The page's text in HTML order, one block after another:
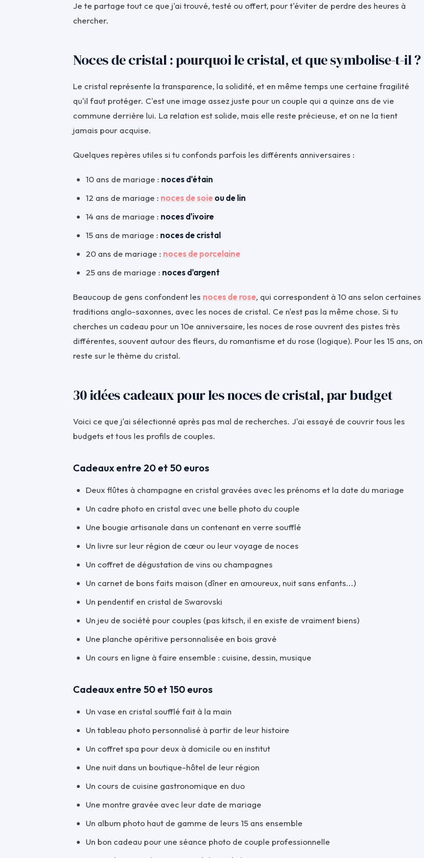
Je te partage tout ce que j'ai trouvé, testé ou offert, pour t'éviter de perdre des heures à
chercher.
Noces de cristal : pourquoi le cristal, et que symbolise-t-il ?
Le cristal représente la transparence, la solidité, et en même temps une certaine fragilité
qu'il faut protéger. C'est une image assez juste pour un couple qui a quinze ans de vie
commune derrière lui. La relation est solide, mais elle reste précieuse, et on ne la tient
jamais pour acquise.
Quelques repères utiles si tu confonds parfois les différents anniversaires :
10 ans de mariage : noces d'étain
12 ans de mariage : noces de soieou de lin
14 ans de mariage : noces d'ivoire
15 ans de mariage : noces de cristal
20 ans de mariage : noces de porcelaine
25 ans de mariage : noces d'argent
Beaucoup de gens confondent les noces de rose, qui correspondent à 10 ans selon certaines
traditions anglo-saxonnes, avec les noces de cristal. Ce n'est pas la même chose. Si tu
cherches un cadeau pour un 10e anniversaire, les noces de rose ouvrent des pistes très
différentes, souvent autour des fleurs, du romantisme et du rose (logique). Pour les 15 ans, on
reste sur le thème du cristal.
30 idées cadeaux pour les noces de cristal, par budget
Voici ce que j'ai sélectionné après pas mal de recherches. J'ai essayé de couvrir tous les
budgets et tous les profils de couples.
Cadeaux entre 20 et 50 euros
Deux flûtes à champagne en cristal gravées avec les prénoms et la date du mariage
Un cadre photo en cristal avec une belle photo du couple
Une bougie artisanale dans un contenant en verre soufflé
Un livre sur leur région de cœur ou leur voyage de noces
Un coffret de dégustation de vins ou champagnes
Un carnet de bons faits maison (dîner en amoureux, nuit sans enfants...)
Un pendentif en cristal de Swarovski
Un jeu de société pour couples (pas kitsch, il en existe de vraiment biens)
Une planche apéritive personnalisée en bois gravé
Un cours en ligne à faire ensemble : cuisine, dessin, musique
Cadeaux entre 50 et 150 euros
Un vase en cristal soufflé fait à la main
Un tableau photo personnalisé à partir de leur histoire
Un coffret spa pour deux à domicile ou en institut
Une nuit dans un boutique-hôtel de leur région
Un cours de cuisine gastronomique en duo
Une montre gravée avec leur date de mariage
Un album photo haut de gamme de leurs 15 ans ensemble
Un bon cadeau pour une séance photo de couple professionnelle